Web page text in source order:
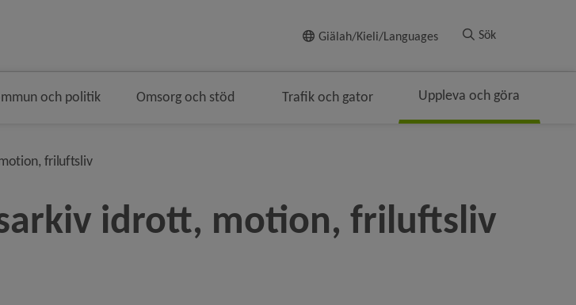
Giälah/Kieli/Languages Sök
och politik Omsorg och stöd Trafik och gator Uppleva och göra
friluftslivnivå i brödsmulenavigeringen
idrott, motion, friluftsliv